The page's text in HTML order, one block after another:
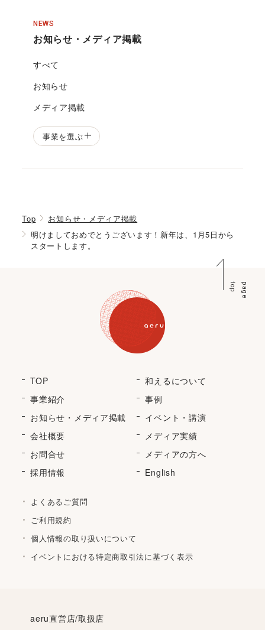
NEWS
お知らせ・メディア掲載
すべて
お知らせ
メディア掲載
事業を選ぶ
Top
お知らせ・メディア掲載
明けましておめでとうございます！新年は、1月5日から
スタートします。
p
a
g
e
t
o
p
TOP
和えるについて
事業紹介
事例
お知らせ・メディア掲載
イベント・講演
会社概要
メディア実績
お問合せ
メディアの方へ
採用情報
English
よくあるご質問
ご利用規約
個人情報の取り扱いについて
イベントにおける特定商取引法に基づく表示
aeru直営店/取扱店